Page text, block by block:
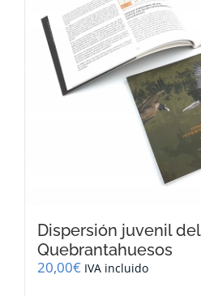
CARRITO
Dispersión juvenil del
Quebrantahuesos
20,00€ IVA incluido